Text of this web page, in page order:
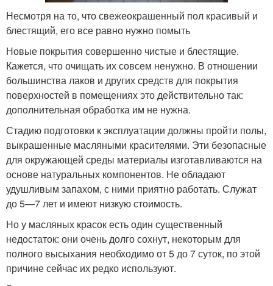
Несмотря на то, что свежеокрашенный пол красивый и
блестящий, его все равно нужно помыть
Новые покрытия совершенно чистые и блестящие.
Кажется, что очищать их совсем ненужно. В отношении
большинства лаков и других средств для покрытия
поверхностей в помещениях это действительно так:
дополнительная обработка им не нужна.
Стадию подготовки к эксплуатации должны пройти полы,
выкрашенные масляными красителями. Эти безопасные
для окружающей среды материалы изготавливаются на
основе натуральных компонентов. Не обладают
удушливым запахом, с ними приятно работать. Служат
до 5—7 лет и имеют низкую стоимость.
Но у масляных красок есть один существенный
недостаток: они очень долго сохнут, некоторым для
полного высыхания необходимо от 5 до 7 суток, по этой
причине сейчас их редко используют.